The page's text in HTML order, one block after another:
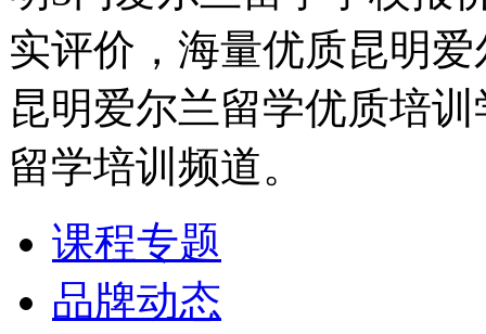
实评价，海量优质昆明
昆明爱尔兰留学优质培
留学培训频道。
课程专题
品牌动态